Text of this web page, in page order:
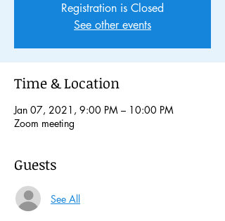
Registration is Closed
See other events
Time & Location
Jan 07, 2021, 9:00 PM – 10:00 PM
Zoom meeting
Guests
See All